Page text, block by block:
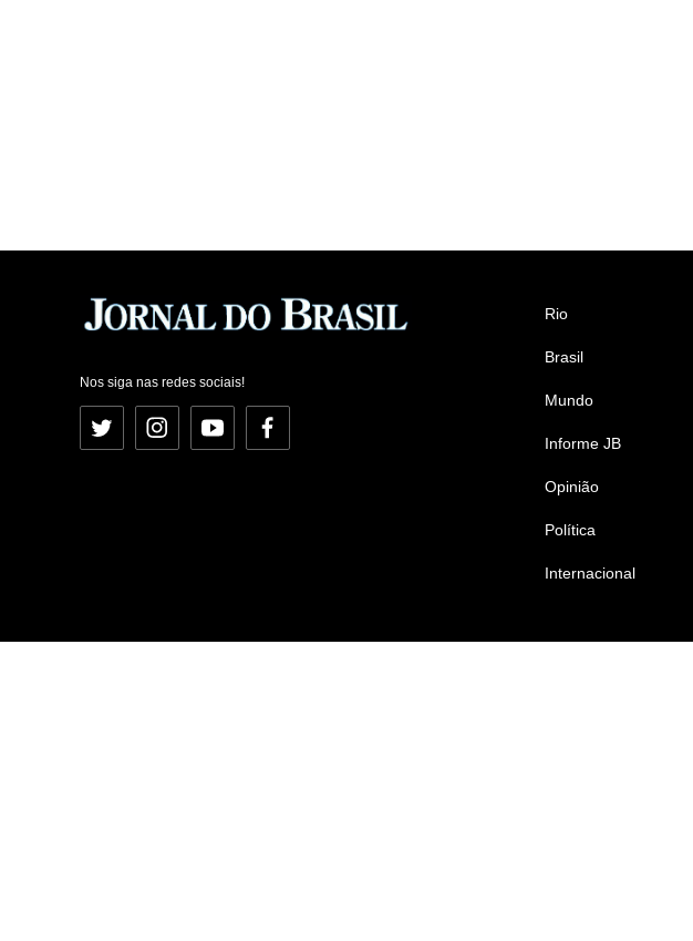
Nos siga nas redes sociais!
Twitter InstagramYouTubeFacebook
Rio
Brasil
Mundo
Informe JB
Opinião
Política
Internacional